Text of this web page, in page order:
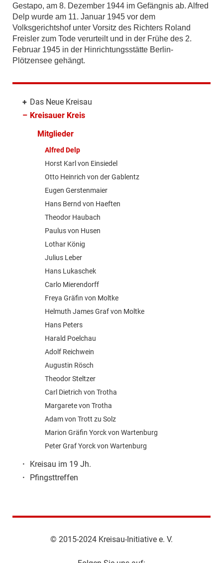
Gestapo, am 8. Dezember 1944 im Gefängnis ab. Alfred
Delp wurde am 11. Januar 1945 vor dem
Volksgerichtshof unter Vorsitz des Richters Roland
Freisler zum Tode verurteilt und in der Frühe des 2.
Februar 1945 in der Hinrichtungsstätte Berlin-
Plötzensee gehängt.
+ Das Neue Kreisau
– Kreisauer Kreis
Mitglieder
Alfred Delp
Horst Karl von Einsiedel
Otto Heinrich von der Gablentz
Eugen Gerstenmaier
Hans Bernd von Haeften
Theodor Haubach
Paulus von Husen
Lothar König
Julius Leber
Hans Lukaschek
Carlo Mierendorff
Freya Gräfin von Moltke
Helmuth James Graf von Moltke
Hans Peters
Harald Poelchau
Adolf Reichwein
Augustin Rösch
Theodor Steltzer
Carl Dietrich von Trotha
Margarete von Trotha
Adam von Trott zu Solz
Marion Gräfin Yorck von Wartenburg
Peter Graf Yorck von Wartenburg
·
Kreisau im 19 Jh.
·
Pfingsttreffen
© 2015-2024 Kreisau-Initiative e. V.